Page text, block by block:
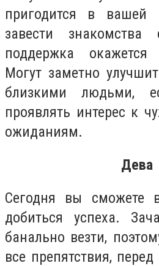
пригодится в вашей
завести
поддержка
Могут заметно
близкими людьми,
проявлять интерес к
ожиданиям.
Дева
Сегодня вы сможете
добиться успеха.
банально везти,
все препятствия,